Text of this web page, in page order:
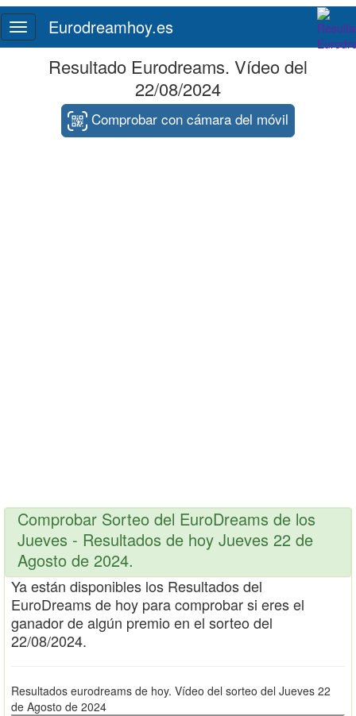
Toggle
navigation
Eurodreamhoy.es
Resultado Eurodreams. Vídeo del
22/08/2024
Comprobar con cámara del móvil
Comprobar Sorteo del EuroDreams de los
Jueves - Resultados de hoy Jueves 22 de
Agosto de 2024.
Ya están disponibles los Resultados del
EuroDreams de hoy para comprobar si eres el
ganador de algún premio en el sorteo del
22/08/2024.
Resultados eurodreams de hoy. Vídeo del sorteo del Jueves 22
de Agosto de 2024